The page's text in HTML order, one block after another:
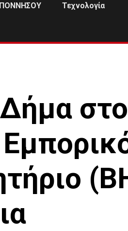
Τεχνολογία
στο